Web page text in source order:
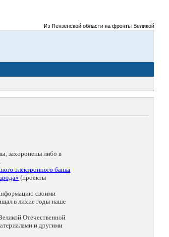
Из Пензенской области на фронты Великой
захоронены либо в
электронного банка
(проекты
своими
в лихие годы наше
Отечественной
и другими